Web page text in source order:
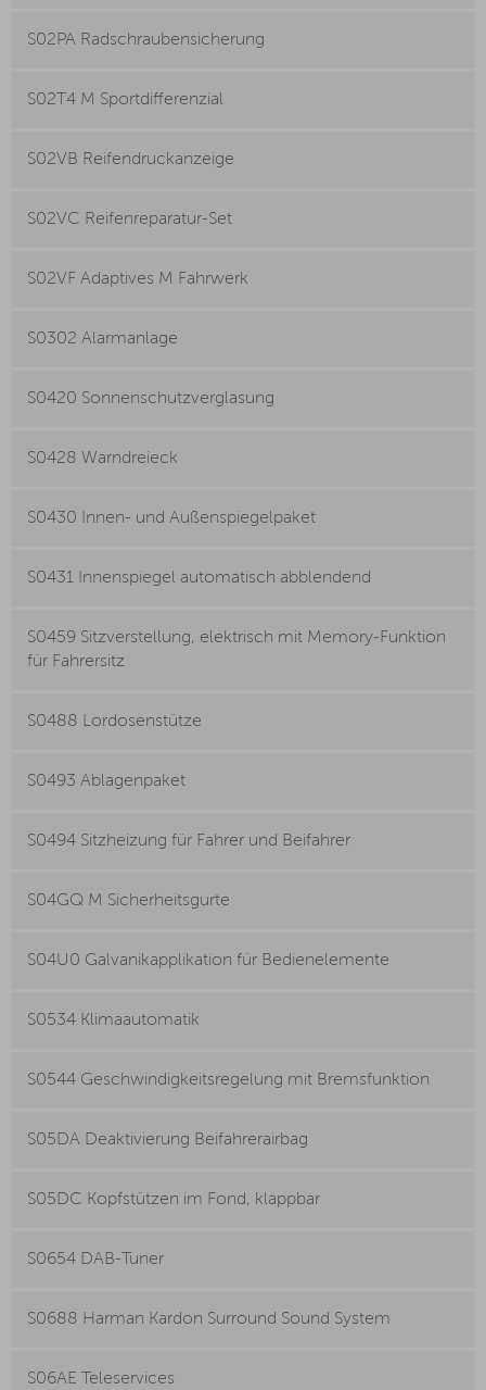
S02PA Radschraubensicherung
S02T4 M Sportdifferenzial
S02VB Reifendruckanzeige
S02VC Reifenreparatur-Set
S02VF Adaptives M Fahrwerk
S0302 Alarmanlage
S0420 Sonnenschutzverglasung
S0428 Warndreieck
S0430 Innen- und Außenspiegelpaket
S0431 Innenspiegel automatisch abblendend
S0459 Sitzverstellung, elektrisch mit Memory-Funktion
für Fahrersitz
S0488 Lordosenstütze
S0493 Ablagenpaket
S0494 Sitzheizung für Fahrer und Beifahrer
S04GQ M Sicherheitsgurte
S04U0 Galvanikapplikation für Bedienelemente
S0534 Klimaautomatik
S0544 Geschwindigkeitsregelung mit Bremsfunktion
S05DA Deaktivierung Beifahrerairbag
S05DC Kopfstützen im Fond, klappbar
S0654 DAB-Tuner
S0688 Harman Kardon Surround Sound System
S06AE Teleservices